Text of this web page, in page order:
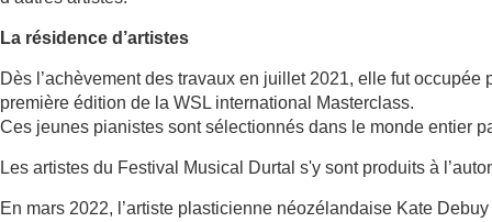
La résidence d’artistes
Dès l’achèvement des travaux en juillet 2021, elle fut
première édition de la WSL international Masterclass.
Ces jeunes pianistes sont sélectionnés dans le monde entier
Les artistes du Festival Musical Durtal s'y sont produits à
En mars 2022, l’artiste plasticienne néozélandaise Kate